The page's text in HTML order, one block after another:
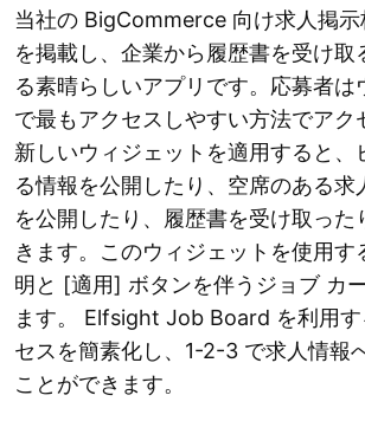
当社の BigCommerce 向け求人掲示
を掲載し、企業から履歴書を受け取
る素晴らしいアプリです。応募者は
で最もアクセスしやすい方法でアク
新しいウィジェットを適用すると、
る情報を公開したり、空席のある求
を公開したり、履歴書を受け取った
きます。このウィジェットを使用す
明と [適用] ボタンを伴うジョブ カ
ます。 Elfsight Job Board を利用す
セスを簡素化し、1-2-3 で求人情報
ことができます。